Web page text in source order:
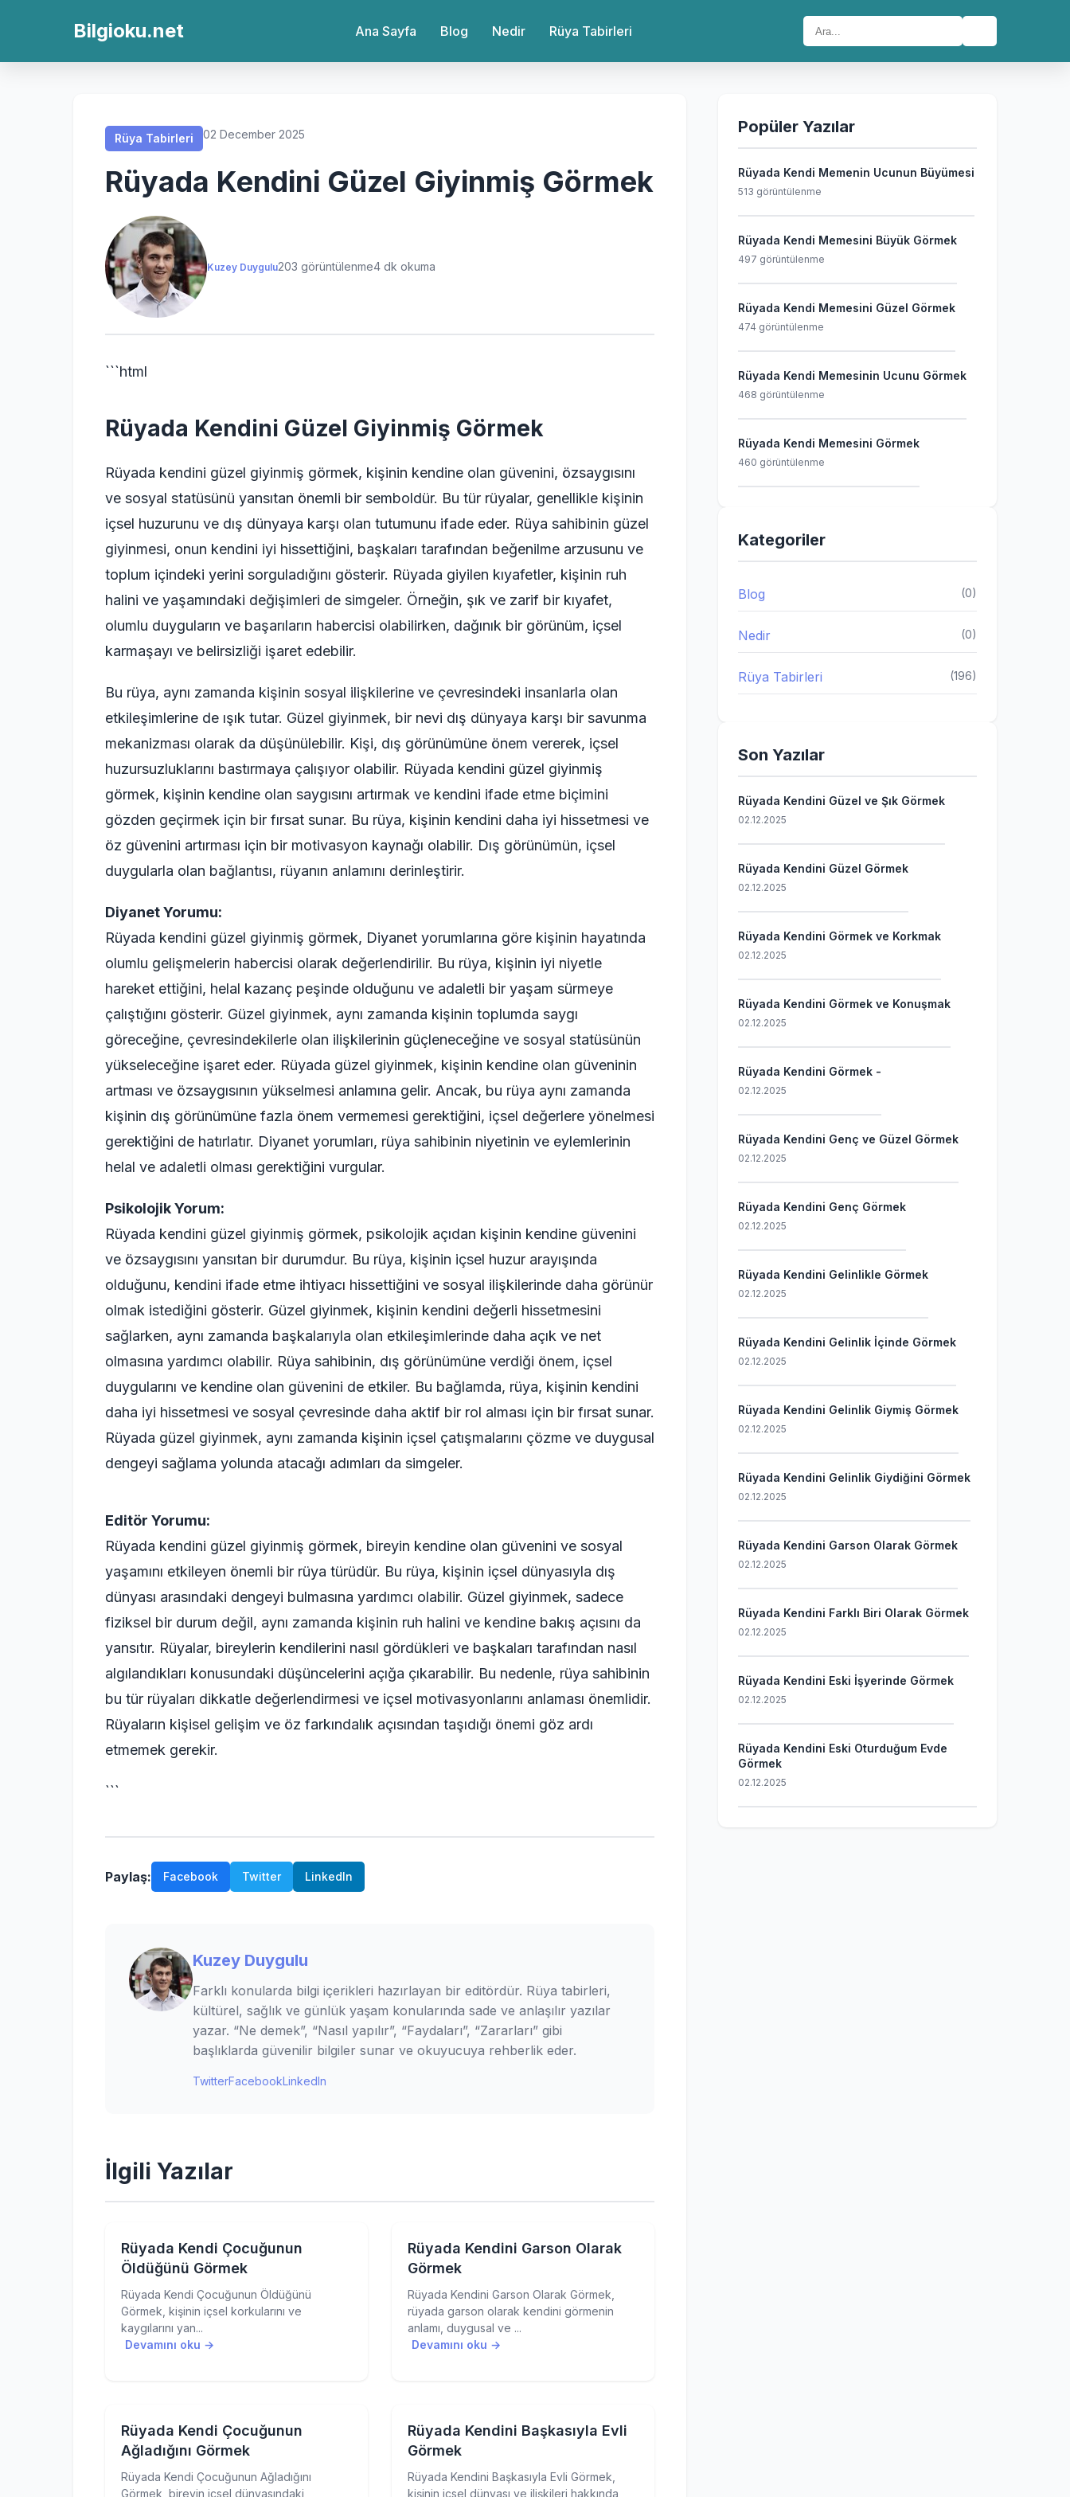
Bilgioku.net Ana Sayfa Blog Nedir Rüya Tabirleri
Rüya Tabirleri 02 December 2025
Rüyada Kendini Güzel Giyinmiş Görmek
Kuzey Duygulu203 görüntülenme4 dk okuma
```html
Rüyada Kendini Güzel Giyinmiş Görmek
Rüyada kendini güzel giyinmiş görmek, kişinin kendine olan güvenini, özsaygısını
ve sosyal statüsünü yansıtan önemli bir semboldür. Bu tür rüyalar, genellikle kişinin
içsel huzurunu ve dış dünyaya karşı olan tutumunu ifade eder. Rüya sahibinin güzel
giyinmesi, onun kendini iyi hissettiğini, başkaları tarafından beğenilme arzusunu ve
toplum içindeki yerini sorguladığını gösterir. Rüyada giyilen kıyafetler, kişinin ruh
halini ve yaşamındaki değişimleri de simgeler. Örneğin, şık ve zarif bir kıyafet,
olumlu duyguların ve başarıların habercisi olabilirken, dağınık bir görünüm, içsel
karmaşayı ve belirsizliği işaret edebilir.
Bu rüya, aynı zamanda kişinin sosyal ilişkilerine ve çevresindeki insanlarla olan
etkileşimlerine de ışık tutar. Güzel giyinmek, bir nevi dış dünyaya karşı bir savunma
mekanizması olarak da düşünülebilir. Kişi, dış görünümüne önem vererek, içsel
huzursuzluklarını bastırmaya çalışıyor olabilir. Rüyada kendini güzel giyinmiş
görmek, kişinin kendine olan saygısını artırmak ve kendini ifade etme biçimini
gözden geçirmek için bir fırsat sunar. Bu rüya, kişinin kendini daha iyi hissetmesi ve
öz güvenini artırması için bir motivasyon kaynağı olabilir. Dış görünümün, içsel
duygularla olan bağlantısı, rüyanın anlamını derinleştirir.
Diyanet Yorumu:
Rüyada kendini güzel giyinmiş görmek, Diyanet yorumlarına göre kişinin hayatında
olumlu gelişmelerin habercisi olarak değerlendirilir. Bu rüya, kişinin iyi niyetle
hareket ettiğini, helal kazanç peşinde olduğunu ve adaletli bir yaşam sürmeye
çalıştığını gösterir. Güzel giyinmek, aynı zamanda kişinin toplumda saygı
göreceğine, çevresindekilerle olan ilişkilerinin güçleneceğine ve sosyal statüsünün
yükseleceğine işaret eder. Rüyada güzel giyinmek, kişinin kendine olan güveninin
artması ve özsaygısının yükselmesi anlamına gelir. Ancak, bu rüya aynı zamanda
kişinin dış görünümüne fazla önem vermemesi gerektiğini, içsel değerlere yönelmesi
gerektiğini de hatırlatır. Diyanet yorumları, rüya sahibinin niyetinin ve eylemlerinin
helal ve adaletli olması gerektiğini vurgular.
Psikolojik Yorum:
Rüyada kendini güzel giyinmiş görmek, psikolojik açıdan kişinin kendine güvenini
ve özsaygısını yansıtan bir durumdur. Bu rüya, kişinin içsel huzur arayışında
olduğunu, kendini ifade etme ihtiyacı hissettiğini ve sosyal ilişkilerinde daha görünür
olmak istediğini gösterir. Güzel giyinmek, kişinin kendini değerli hissetmesini
sağlarken, aynı zamanda başkalarıyla olan etkileşimlerinde daha açık ve net
olmasına yardımcı olabilir. Rüya sahibinin, dış görünümüne verdiği önem, içsel
duygularını ve kendine olan güvenini de etkiler. Bu bağlamda, rüya, kişinin kendini
daha iyi hissetmesi ve sosyal çevresinde daha aktif bir rol alması için bir fırsat sunar.
Rüyada güzel giyinmek, aynı zamanda kişinin içsel çatışmalarını çözme ve duygusal
dengeyi sağlama yolunda atacağı adımları da simgeler.
Editör Yorumu:
Rüyada kendini güzel giyinmiş görmek, bireyin kendine olan güvenini ve sosyal
yaşamını etkileyen önemli bir rüya türüdür. Bu rüya, kişinin içsel dünyasıyla dış
dünyası arasındaki dengeyi bulmasına yardımcı olabilir. Güzel giyinmek, sadece
fiziksel bir durum değil, aynı zamanda kişinin ruh halini ve kendine bakış açısını da
yansıtır. Rüyalar, bireylerin kendilerini nasıl gördükleri ve başkaları tarafından nasıl
algılandıkları konusundaki düşüncelerini açığa çıkarabilir. Bu nedenle, rüya sahibinin
bu tür rüyaları dikkatle değerlendirmesi ve içsel motivasyonlarını anlaması önemlidir.
Rüyaların kişisel gelişim ve öz farkındalık açısından taşıdığı önemi göz ardı
etmemek gerekir.
```
Paylaş: Facebook Twitter LinkedIn
Kuzey Duygulu
Farklı konularda bilgi içerikleri hazırlayan bir editördür. Rüya tabirleri,
kültürel, sağlık ve günlük yaşam konularında sade ve anlaşılır yazılar
yazar. “Ne demek”, “Nasıl yapılır”, “Faydaları”, “Zararları” gibi
başlıklarda güvenilir bilgiler sunar ve okuyucuya rehberlik eder.
TwitterFacebookLinkedIn
İlgili Yazılar
Rüya Tabirleri
Rüyada Kendi Çocuğunun
Öldüğünü Görmek
Rüyada Kendi Çocuğunun Öldüğünü
Görmek, kişinin içsel korkularını ve
kaygılarını yan...
Devamını oku →
Rüya Tabirleri
Rüyada Kendini Garson Olarak
Görmek
Rüyada Kendini Garson Olarak Görmek,
rüyada garson olarak kendini görmenin
anlamı, duygusal ve ...
Devamını oku →
Rüya Tabirleri
Rüyada Kendi Çocuğunun
Ağladığını Görmek
Rüyada Kendi Çocuğunun Ağladığını
Görmek, bireyin içsel dünyasındaki
Rüya Tabirleri
Rüyada Kendini Başkasıyla Evli
Görmek
Rüyada Kendini Başkasıyla Evli Görmek,
kişinin içsel dünyası ve ilişkileri hakkında
Popüler Yazılar
Rüyada Kendi Memenin Ucunun Büyümesi
513 görüntülenme
Rüyada Kendi Memesini Büyük Görmek
497 görüntülenme
Rüyada Kendi Memesini Güzel Görmek
474 görüntülenme
Rüyada Kendi Memesinin Ucunu Görmek
468 görüntülenme
Rüyada Kendi Memesini Görmek
460 görüntülenme
Kategoriler
Blog (0)
Nedir (0)
Rüya Tabirleri (196)
Son Yazılar
Rüyada Kendini Güzel ve Şık Görmek
02.12.2025
Rüyada Kendini Güzel Görmek
02.12.2025
Rüyada Kendini Görmek ve Korkmak
02.12.2025
Rüyada Kendini Görmek ve Konuşmak
02.12.2025
Rüyada Kendini Görmek -
02.12.2025
Rüyada Kendini Genç ve Güzel Görmek
02.12.2025
Rüyada Kendini Genç Görmek
02.12.2025
Rüyada Kendini Gelinlikle Görmek
02.12.2025
Rüyada Kendini Gelinlik İçinde Görmek
02.12.2025
Rüyada Kendini Gelinlik Giymiş Görmek
02.12.2025
Rüyada Kendini Gelinlik Giydiğini Görmek
02.12.2025
Rüyada Kendini Garson Olarak Görmek
02.12.2025
Rüyada Kendini Farklı Biri Olarak Görmek
02.12.2025
Rüyada Kendini Eski İşyerinde Görmek
02.12.2025
Rüyada Kendini Eski Oturduğum Evde
Görmek
02.12.2025